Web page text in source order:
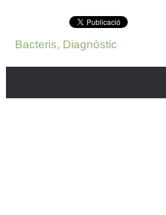
Bacteris, Diagnòstic